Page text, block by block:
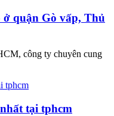
ở quận Gò vấp, Thủ
công ty chuyên cung
tại tphcm